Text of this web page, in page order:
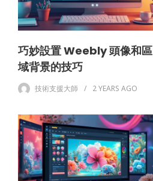
巧妙設置 Weebly 頭像和區
域背景的技巧
技術支援大師 2 YEARS AGO